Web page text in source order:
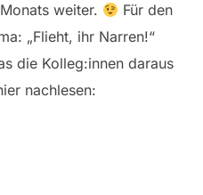
weiter.
Für den
„Flieht, ihr Narren!“
die Kolleg:innen daraus
nachlesen: